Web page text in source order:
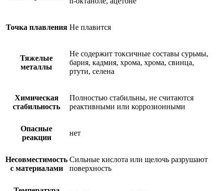
Точка плавления Не плавится
Тяжелые
металлы
Не содержит токсичные составы сурьмы,
бария, кадмия, хрома, хрома, свинца,
ртути, селена
Химическая
стабильность
Полностью стабильны, не считаются
реактивными или коррозионными
Опасные
реакции
нет
Несовместимость
с материалами
Сильные кислота или щелочь разрушают
поверхность